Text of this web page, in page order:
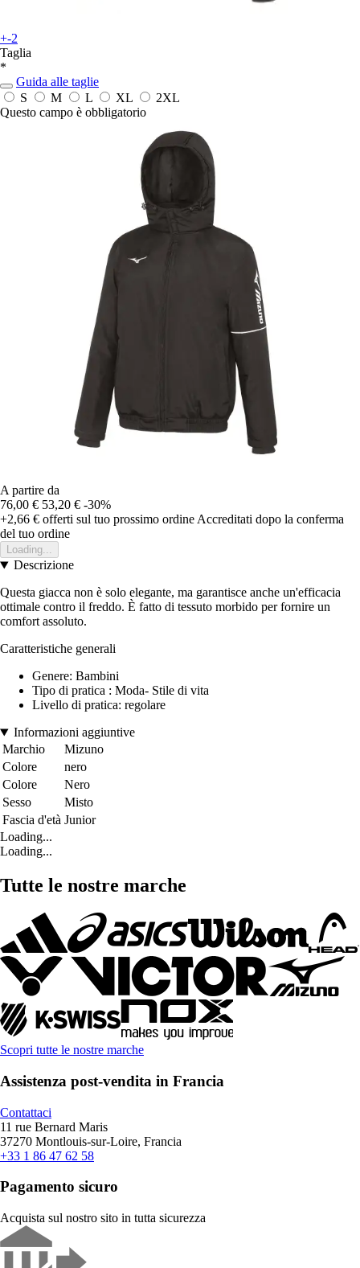
+-2
Taglia
*
Guida alle taglie
S
M L XL
2XL
Questo campo è obbligatorio
A partire da
76,00 € 53,20 € -30%
+2,66 € offerti sul tuo prossimo ordine Accreditati dopo la conferma
del tuo ordine
Loading...
Descrizione
Questa giacca non è solo elegante, ma garantisce anche un'efficacia
ottimale contro il freddo. È fatto di tessuto morbido per fornire un
comfort assoluto.
Caratteristiche generali
Genere: Bambini
Tipo di pratica : Moda- Stile di vita
Livello di pratica: regolare
Informazioni aggiuntive
Marchio
Mizuno
Colore
nero
Colore
Nero
Sesso
Misto
Fascia d'età Junior
Loading...
Loading...
Tutte le nostre marche
Scopri tutte le nostre marche
Assistenza post-vendita in Francia
Contattaci
11 rue Bernard Maris
37270 Montlouis-sur-Loire, Francia
+33 1 86 47 62 58
Pagamento sicuro
Acquista sul nostro sito in tutta sicurezza